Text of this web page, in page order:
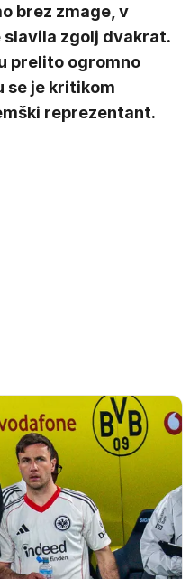
brez zmage, v
slavila zgolj dvakrat.
prelito ogromno
se je kritikom
reprezentant.